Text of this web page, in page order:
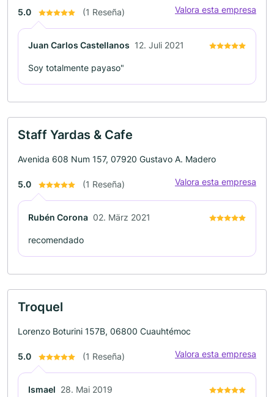
5.0 (1 Reseña) Valora esta empresa
Juan Carlos Castellanos 12. Juli 2021
Soy totalmente payaso"
Staff Yardas & Cafe
Avenida 608 Num 157, 07920 Gustavo A. Madero
5.0 (1 Reseña) Valora esta empresa
Rubén Corona 02. März 2021
recomendado
Troquel
Lorenzo Boturini 157B, 06800 Cuauhtémoc
5.0 (1 Reseña) Valora esta empresa
Ismael 28. Mai 2019